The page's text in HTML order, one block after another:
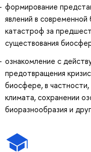
формирование
явлений в
катастроф за
существования
ознакомление с
предотвращения
биосфере, в
климата, сохранении
биоразнообразия и